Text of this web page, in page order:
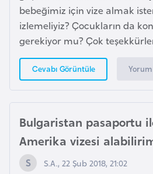
bebeğimiz için vize almak
izlemeliyiz? Çocukların da
gerekiyor mu? Çok
Cevabı Görüntüle
Bulgaristan pasaportu
Amerika vizesi
S.A., 22 Şub 2018, 21:02
o
n
y
a
E
t
i
y
p